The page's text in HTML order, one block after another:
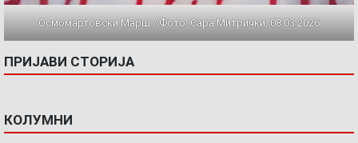
Осмомартовски Марш / Фото: Сара Митрички, 08.03.2026
ПРИЈАВИ СТОРИЈА
КОЛУМНИ